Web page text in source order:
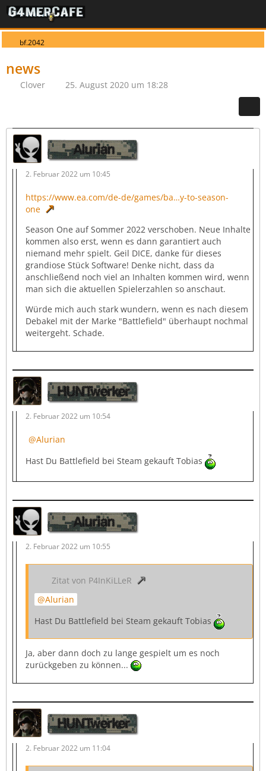
bf.2042
news
Clover 25. August 2020 um 18:28
Alurian
2. Februar 2022 um 10:45
https://www.ea.com/de-de/games/ba…y-to-season-
one
Season One auf Sommer 2022 verschoben. Neue Inhalte
kommen also erst, wenn es dann garantiert auch
niemand mehr spielt. Geil DICE, danke für dieses
grandiose Stück Software! Denke nicht, dass da
anschließend noch viel an Inhalten kommen wird, wenn
man sich die aktuellen Spielerzahlen so anschaut.
Würde mich auch stark wundern, wenn es nach diesem
Debakel mit der Marke "Battlefield" überhaupt nochmal
weitergeht. Schade.
HUNTwerker
2. Februar 2022 um 10:54
Alurian
Hast Du Battlefield bei Steam gekauft Tobias
Alurian
2. Februar 2022 um 10:55
Zitat von P4InKiLLeR
Alurian
Hast Du Battlefield bei Steam gekauft Tobias
Ja, aber dann doch zu lange gespielt um es noch
zurückgeben zu können...
HUNTwerker
2. Februar 2022 um 11:04